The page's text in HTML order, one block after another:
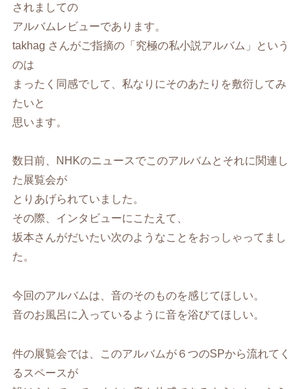
されましての
アルバムレビューであります。
takhag さんがご指摘の「究極の私小説アルバム」という
のは
まったく同感でして、私なりにそのあたりを敷衍してみ
たいと
思います。
数日前、NHKのニュースでこのアルバムとそれに関連し
た展覧会が
とりあげられていました。
その際、インタビューにこたえて、
坂本さんがだいたい次のようなことをおっしゃってまし
た。
今回のアルバムは、音のそのものを感じてほしい。
音のお風呂に入っているように音を浴びてほしい。
件の展覧会では、このアルバムが６つのSPから流れてく
るスペースが